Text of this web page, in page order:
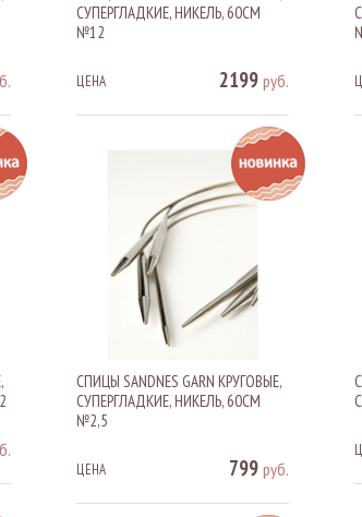
СУПЕРГЛАДКИЕ, НИКЕЛЬ, 60СМ
№12
ЦЕНА 2199 руб.
СПИЦЫ SANDNES GARN КРУГОВЫЕ,
СУПЕРГЛАДКИЕ, НИКЕЛЬ, 60СМ
№2,5
ЦЕНА 799 руб.